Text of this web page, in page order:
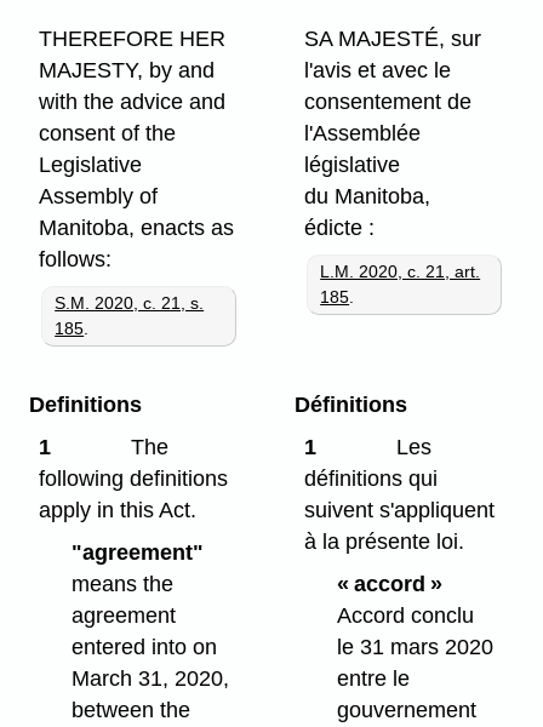
THEREFORE HER
MAJESTY, by and
with the advice and
consent of the
Legislative
Assembly of
Manitoba, enacts as
follows:
S.M. 2020, c. 21, s.
185
SA MAJESTÉ, sur
l'avis et avec le
consentement de
l'Assemblée
législative
du Manitoba,
édicte :
L.M. 2020, c. 21, art.
185
Definitions
1
The
following definitions
apply in this Act.
"agreement"
means the
agreement
entered into on
March 31, 2020,
between the
Définitions
1
Les
définitions qui
suivent s'appliquent
à la présente loi.
« accord »
Accord conclu
le 31 mars 2020
entre le
gouvernement